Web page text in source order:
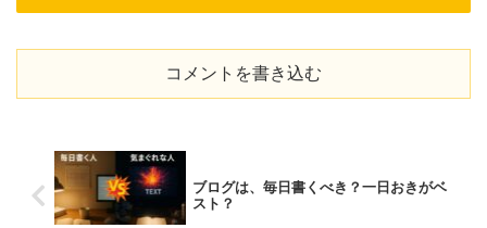
コメントを書き込む
ブログは、毎日書くべき？一日おきがベ
スト？